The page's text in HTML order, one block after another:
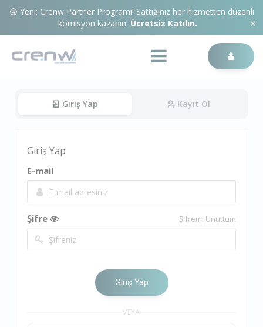
Yeni: Crenw Partner Programı! Sattığınız her hizmetten düzenli
komisyon kazanın. Ücretsiz Katılın.
Giriş Yap Kayıt Ol
Giriş Yap
E-mail
Şifre Şifremi Unuttum
Giriş Yap
VEYA